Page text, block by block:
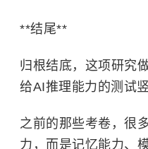
**结尾**
归根结底，这项研究
给AI推理能力的测试
之前的那些考卷，很
力，而是记忆能力、